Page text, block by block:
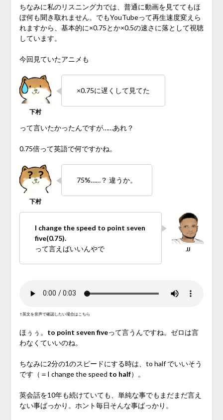
ちなみに私のリスニング力では、普通に動画を見ててもほ
ぼ何も聞き取れません。でもYouTubeって再生速度変えら
れますから、基本的に×0.75とか×0.5の速さに落として視聴
しています。
今回見ていたアニメも
×0.75に遅くして見てた
って言いたかったんですが……あれ？
0.75倍って英語で何ですかね。
75%……？ 違うか。
I change the speed to point seven
five(0.75).
って言えばいいんやで
↑英文を音声で確認したい場合はこちら
ほぅぅ。 to point seven fiveって言うんですね。ゼロは言
わなくていいのね。
ちなみに2分の1のスピードにする時は、to half でいいそう
です（＝I change the speed to half）。
英会話を10年も続けていても、単純な事でもまだまだ言え
ない事ばっかり。ホント毎日そんな事ばっかり。